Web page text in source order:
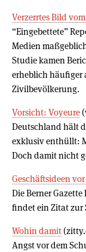
Verzerrtes Bild
“Eingebettete”
Medien
Studie kamen
erheblich häufiger
Zivilbevölkerung.
Vorsicht: Voyeure
Deutschland hält
exklusiv enthüllt:
Doch damit nicht
Geschäftsideen
Die Berner
findet ein Zitat zur
Wohin damit
Angst vor dem